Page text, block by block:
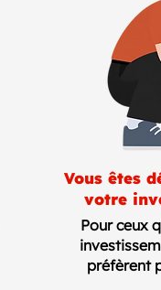
Vous êtes
votre
Pour ceux
préfèrent